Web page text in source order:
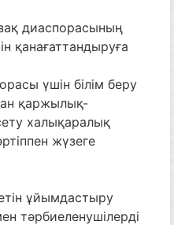
диаспорасының
қанағаттандыруға
үшін білім беру
қаржылық-
халықаралық
жүзеге
ұйымдастыру
тәрбиеленушілерді